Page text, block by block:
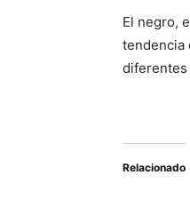
El negro,
tendencia
diferentes
Relacionado